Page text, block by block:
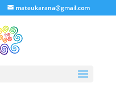
mateukarana@gmail.com